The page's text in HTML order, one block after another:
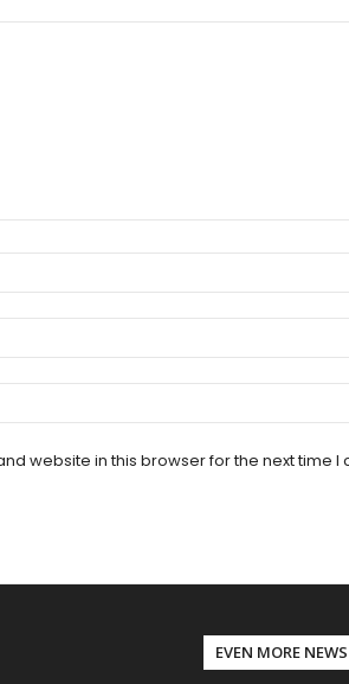
website in this browser for the next time I
EVEN MORE NEWS